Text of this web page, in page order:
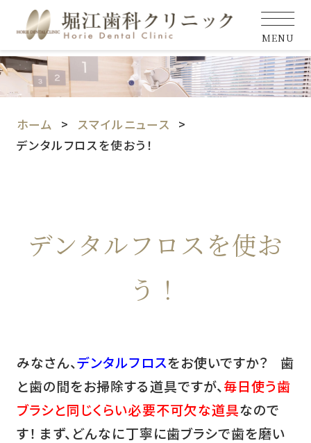
MENU
ホーム
スマイルニュース
デンタルフロスを使おう！
デンタルフロスを使お
う！
みなさん、デンタルフロスをお使いですか？ 歯
と歯の間をお掃除する道具ですが、毎日使う歯
ブラシと同じくらい必要不可欠な道具なので
す！ まず、どんなに丁寧に歯ブラシで歯を磨い